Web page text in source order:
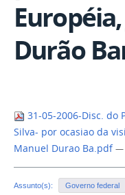
Durão
31-05-2006-Disc. do
Silva- por ocasiao da
Manuel Durao Ba.pdf —
Assunto(s): Governo federal